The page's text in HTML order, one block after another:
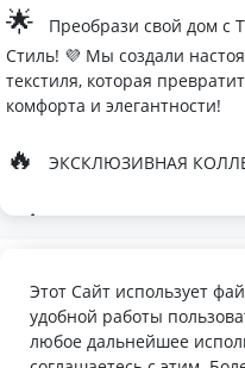
🌟
Преобрази свой дом
Стиль! 💜 Мы создали
текстиля, которая
комфорта и элегантности!
🔥 ЭКСКЛЮЗИВНАЯ
🛏
Палитра изысканных
- Темно-серый для
- Сиреневый для
Этот Сайт использует
удобной работы
любое дальнейшее